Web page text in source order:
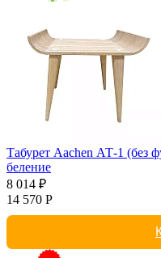
Табурет Aachen АТ-1 (без
беление
8 014 ₽
14 570 Р